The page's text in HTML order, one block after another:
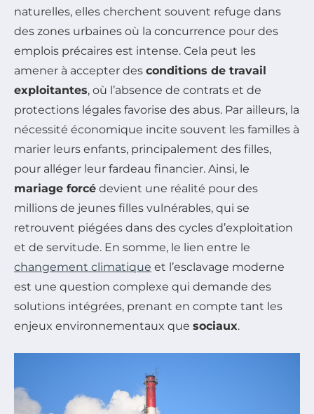
naturelles, elles cherchent souvent refuge dans
des zones urbaines où la concurrence pour des
emplois précaires est intense. Cela peut les
amener à accepter des conditions de travail
exploitantes, où l’absence de contrats et de
protections légales favorise des abus. Par ailleurs, la
nécessité économique incite souvent les familles à
marier leurs enfants, principalement des filles,
pour alléger leur fardeau financier. Ainsi, le
mariage forcé devient une réalité pour des
millions de jeunes filles vulnérables, qui se
retrouvent piégées dans des cycles d’exploitation
et de servitude. En somme, le lien entre le
changement climatique et l’esclavage moderne
est une question complexe qui demande des
solutions intégrées, prenant en compte tant les
enjeux environnementaux que sociaux.